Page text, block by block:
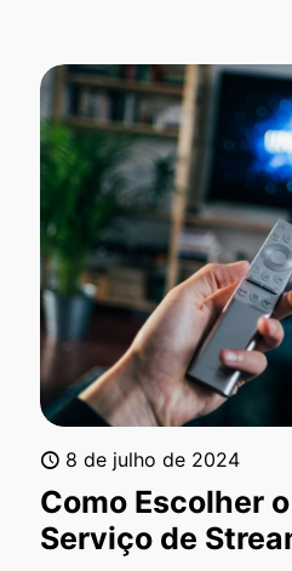
8 de julho de 2024
Como Escolher
Serviço de